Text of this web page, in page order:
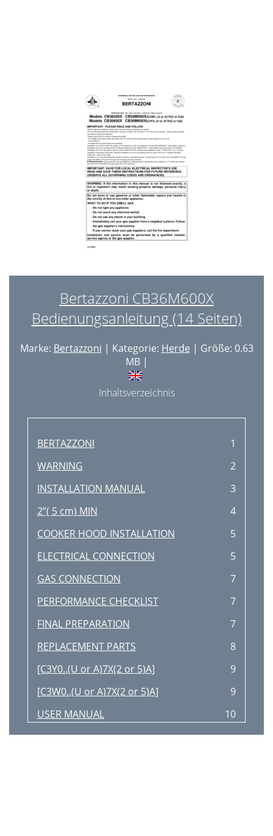
Bertazzoni CB36M600X
Bedienungsanleitung (14 Seiten)
Marke: Bertazzoni | Kategorie: Herde | Größe: 0.63
MB |
Inhaltsverzeichnis
BERTAZZONI
1
WARNING
2
INSTALLATION MANUAL
3
2”( 5 cm) MIN
4
COOKER HOOD INSTALLATION
5
ELECTRICAL CONNECTION
5
GAS CONNECTION
7
PERFORMANCE CHECKLlST
7
FINAL PREPARATION
7
REPLACEMENT PARTS
8
[C3Y0..(U or A)7X(2 or 5)A]
9
[C3W0..(U or A)7X(2 or 5)A]
9
USER MANUAL
10
5)A]Fig. A
10